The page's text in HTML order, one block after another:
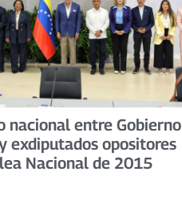
nacional entre Gobierno
exdiputados opositores
Nacional de 2015